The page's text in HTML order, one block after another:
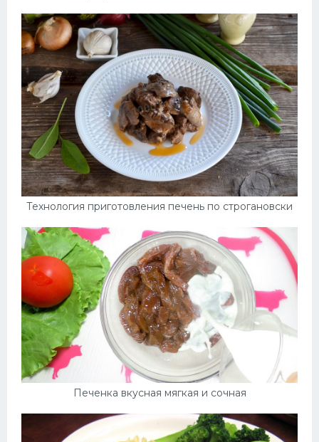
Технология приготовления печень по строгановски
Печенка вкусная мягкая и сочная